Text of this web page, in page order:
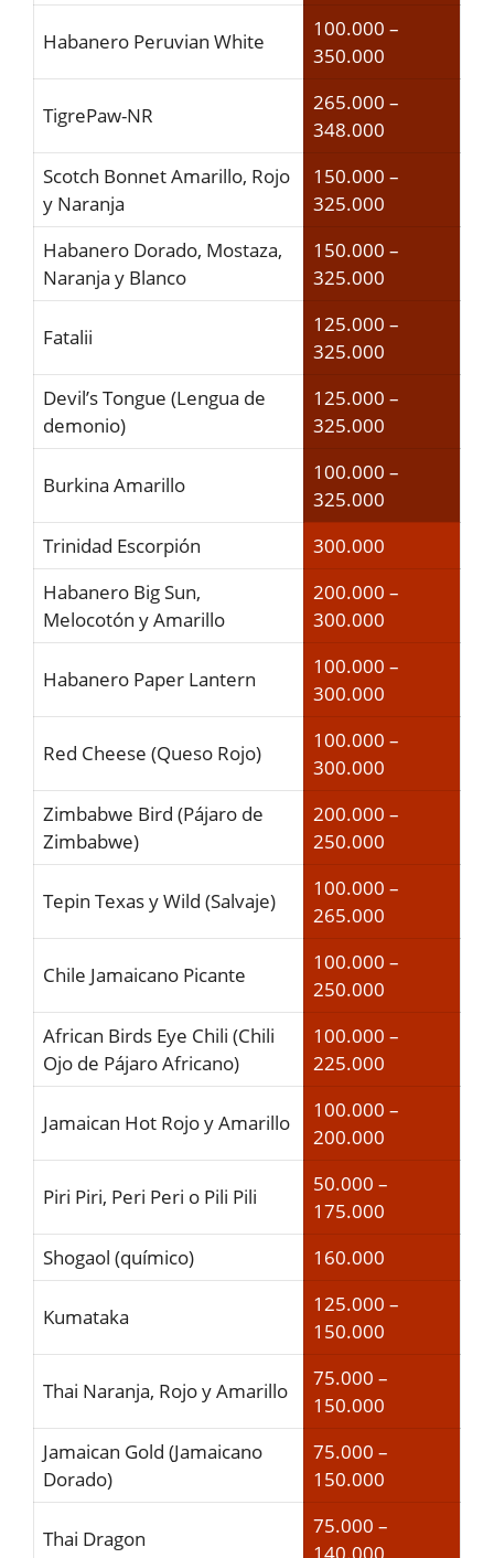
Habanero Peruvian White
100.000 –
350.000
TigrePaw-NR
265.000 –
348.000
Scotch Bonnet Amarillo, Rojo
y Naranja
150.000 –
325.000
Habanero Dorado, Mostaza,
Naranja y Blanco
150.000 –
325.000
Fatalii
125.000 –
325.000
Devil’s Tongue (Lengua de
demonio)
125.000 –
325.000
Burkina Amarillo
100.000 –
325.000
Trinidad Escorpión
300.000
Habanero Big Sun,
Melocotón y Amarillo
200.000 –
300.000
Habanero Paper Lantern
100.000 –
300.000
Red Cheese (Queso Rojo)
100.000 –
300.000
Zimbabwe Bird (Pájaro de
Zimbabwe)
200.000 –
250.000
Tepin Texas y Wild (Salvaje)
100.000 –
265.000
Chile Jamaicano Picante
100.000 –
250.000
African Birds Eye Chili (Chili
Ojo de Pájaro Africano)
100.000 –
225.000
Jamaican Hot Rojo y Amarillo
100.000 –
200.000
Piri Piri, Peri Peri o Pili Pili
50.000 –
175.000
Shogaol (químico)
160.000
Kumataka
125.000 –
150.000
Thai Naranja, Rojo y Amarillo
75.000 –
150.000
Jamaican Gold (Jamaicano
Dorado)
75.000 –
150.000
Thai Dragon
75.000 –